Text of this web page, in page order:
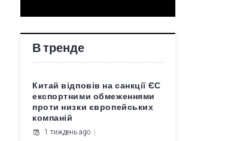
В тренде
Китай відповів на санкції ЄС
експортними обмеженнями
проти низки європейських
компаній
1 тиждень ago